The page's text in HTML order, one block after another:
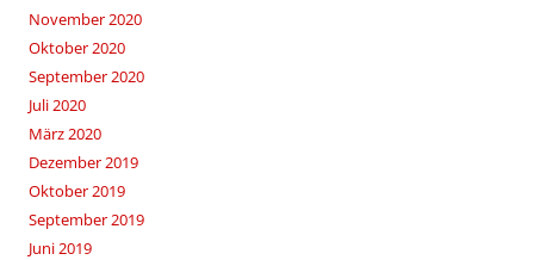
November 2020
Oktober 2020
September 2020
Juli 2020
März 2020
Dezember 2019
Oktober 2019
September 2019
Juni 2019